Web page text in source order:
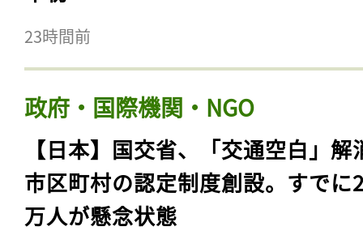
23時間前
政府・国際機関・NGO
【日本】国交省、「交通空白」解
市区町村の認定制度創設。すでに
万人が懸念状態